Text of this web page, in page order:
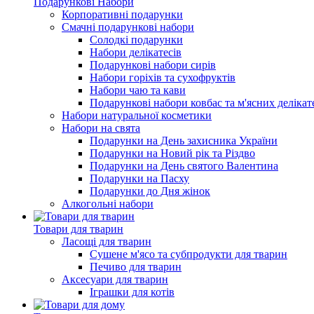
Корпоративні подарунки
Смачні подарункові набори
Солодкі подарунки
Набори делікатесів
Подарункові набори сирів
Набори горіхів та сухофруктів
Набори чаю та кави
Подарункові набори ковбас та м'ясних
Набори натуральної косметики
Набори на свята
Подарунки на День захисника України
Подарунки на Новий рік та Різдво
Подарунки на День святого Валентина
Подарунки на Пасху
Подарунки до Дня жінок
Алкогольні набори
Товари для тварин
Ласощі для тварин
Cушене м'ясо та субпродукти для тварин
Печиво для тварин
Аксесуари для тварин
Іграшки для котів